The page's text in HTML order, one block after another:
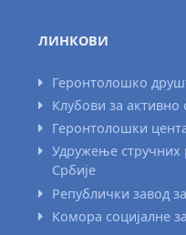
ЛИНКОВИ
Геронтолошко
Клубови за активно
Геронтолошки
Удружење стручних
Србије
Републички завод
Комора социјалне